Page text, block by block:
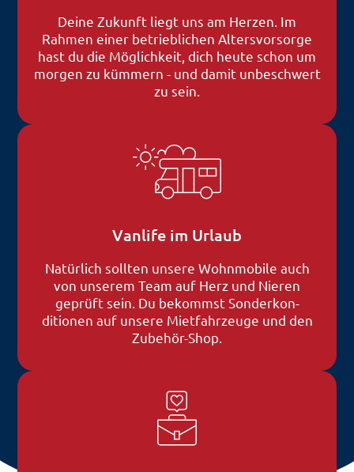
Deine Zukunft liegt uns am Herzen. Im
Rahmen einer betrieblichen Altersvorsorge
hast du die Möglichkeit, dich heute schon um
morgen zu kümmern - und damit unbeschwert
zu sein.
Vanlife im Urlaub
Natürlich sollten unsere Wohnmobile auch
von unserem Team auf Herz und Nieren
geprüft sein. Du bekommst Sonder­kon­
ditionen auf unsere Mietfahrzeuge und den
Zubehör-Shop.